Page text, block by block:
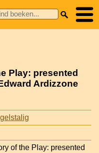
Play: presented
Ardizzone
of the Play: presented